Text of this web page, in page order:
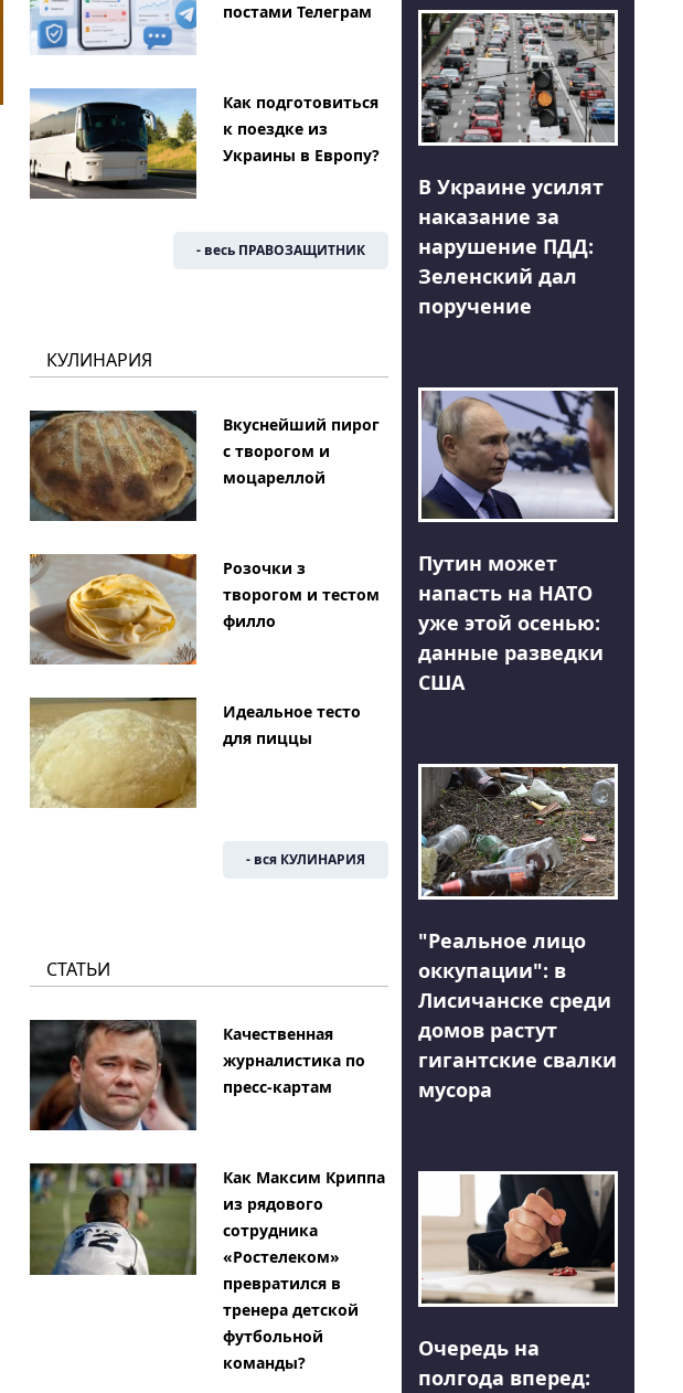
постами Телеграм
Как подготовиться
к поездке из
Украины в Европу?
- весь ПРАВОЗАЩИТНИК
КУЛИНАРИЯ
Вкуснейший пирог
с творогом и
моцареллой
Розочки з
творогом и тестом
филло
Идеальное тесто
для пиццы
- вся КУЛИНАРИЯ
СТАТЬИ
Качественная
журналистика по
пресс-картам
Как Максим Криппа
из рядового
сотрудника
«Ростелеком»
превратился в
тренера детской
футбольной
команды?
В Украине усилят
наказание за
нарушение ПДД:
Зеленский дал
поручение
Путин может
напасть на НАТО
уже этой осенью:
данные разведки
США
"Реальное лицо
оккупации": в
Лисичанске среди
домов растут
гигантские свалки
мусора
Очередь на
полгода вперед: